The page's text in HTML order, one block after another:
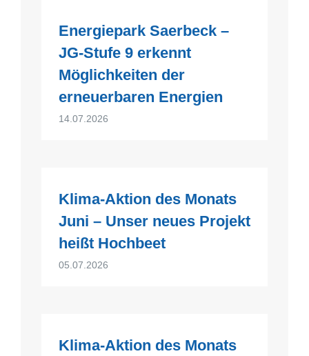
Energiepark Saerbeck –
JG-Stufe 9 erkennt
Möglichkeiten der
erneuerbaren Energien
14.07.2026
Klima-Aktion des Monats
Juni – Unser neues Projekt
heißt Hochbeet
05.07.2026
Klima-Aktion des Monats